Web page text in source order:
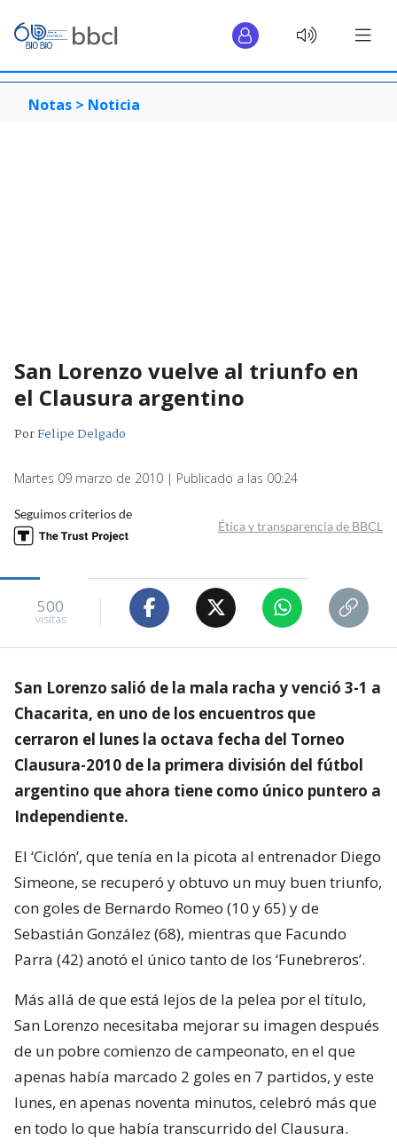
Notas > Noticia
San Lorenzo vuelve al triunfo en
el Clausura argentino
PorFelipe Delgado
Martes 09 marzo de 2010 | Publicado a las 00:24
Seguimos criterios de
Ética y transparencia de BBCL
500
visitas
San Lorenzo salió de la mala racha y venció 3-1 a
Chacarita, en uno de los encuentros que
cerraron el lunes la octava fecha del Torneo
Clausura-2010 de la primera división del fútbol
argentino que ahora tiene como único puntero a
Independiente.
El ‘Ciclón’, que tenía en la picota al entrenador Diego
Simeone, se recuperó y obtuvo un muy buen triunfo,
con goles de Bernardo Romeo (10 y 65) y de
Sebastián González (68), mientras que Facundo
Parra (42) anotó el único tanto de los ‘Funebreros’.
Más allá de que está lejos de la pelea por el título,
San Lorenzo necesitaba mejorar su imagen después
de un pobre comienzo de campeonato, en el que
apenas había marcado 2 goles en 7 partidos, y este
lunes, en apenas noventa minutos, celebró más que
en todo lo que había transcurrido del Clausura.